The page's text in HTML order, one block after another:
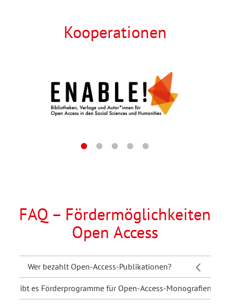
Kooperationen
FAQ – Fördermöglichkeiten
Open Access
Wer bezahlt Open-Access-Publikationen?
Gibt es Förderprogramme für Open-Access-Monografien?